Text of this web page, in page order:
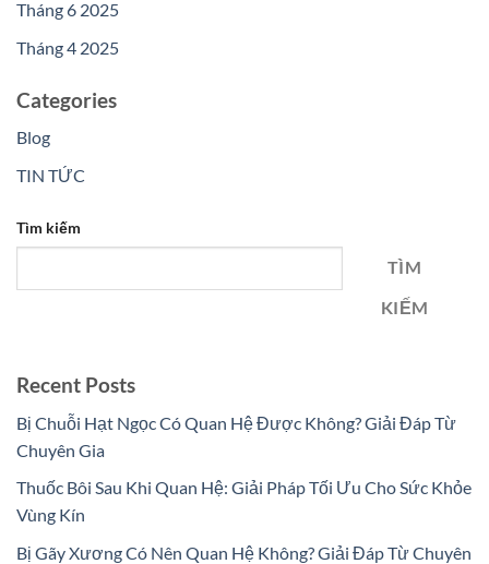
Tháng 6 2025
Tháng 4 2025
Categories
Blog
TIN TỨC
Tìm kiếm
TÌM
KIẾM
Recent Posts
Bị Chuỗi Hạt Ngọc Có Quan Hệ Được Không? Giải Đáp Từ
Chuyên Gia
Thuốc Bôi Sau Khi Quan Hệ: Giải Pháp Tối Ưu Cho Sức Khỏe
Vùng Kín
Bị Gãy Xương Có Nên Quan Hệ Không? Giải Đáp Từ Chuyên